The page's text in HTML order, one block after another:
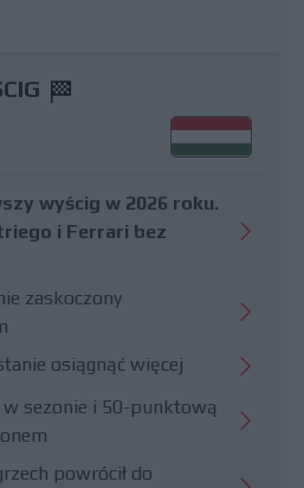
wyścig w 2026 roku.
i Ferrari bez
zaskoczony
osiągnąć więcej
sezonie i 50-punktową
powrócił do